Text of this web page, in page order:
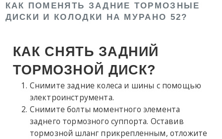
КАК ПОМЕНЯТЬ ЗАДНИЕ ТОРМОЗНЫЕ
ДИСКИ И КОЛОДКИ НА МУРАНО 52?
КАК СНЯТЬ ЗАДНИЙ
ТОРМОЗНОЙ ДИСК?
Снимите задние колеса и шины с помощью
электроинструмента.
Снимите болты моментного элемента
заднего тормозного суппорта. Оставив
тормозной шланг прикрепленным, отложите